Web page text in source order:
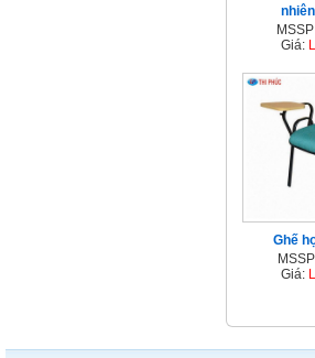
Giá:
Ghế
Giá: